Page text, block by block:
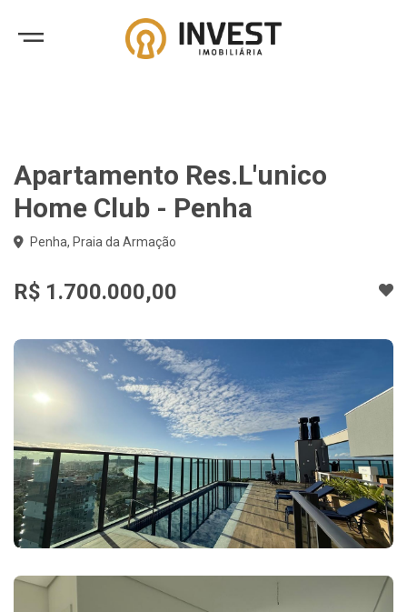
Apartamento Res.L'unico
Home Club - Penha
Penha, Praia da Armação
R$ 1.700.000,00